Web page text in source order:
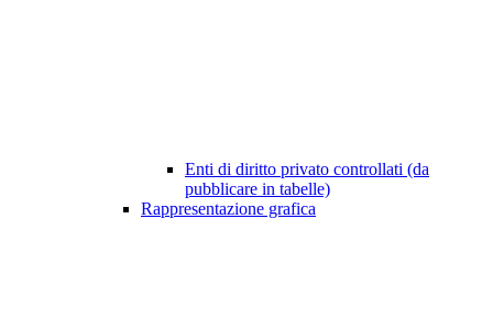
Enti di diritto privato controllati (da
pubblicare in tabelle)
Rappresentazione grafica